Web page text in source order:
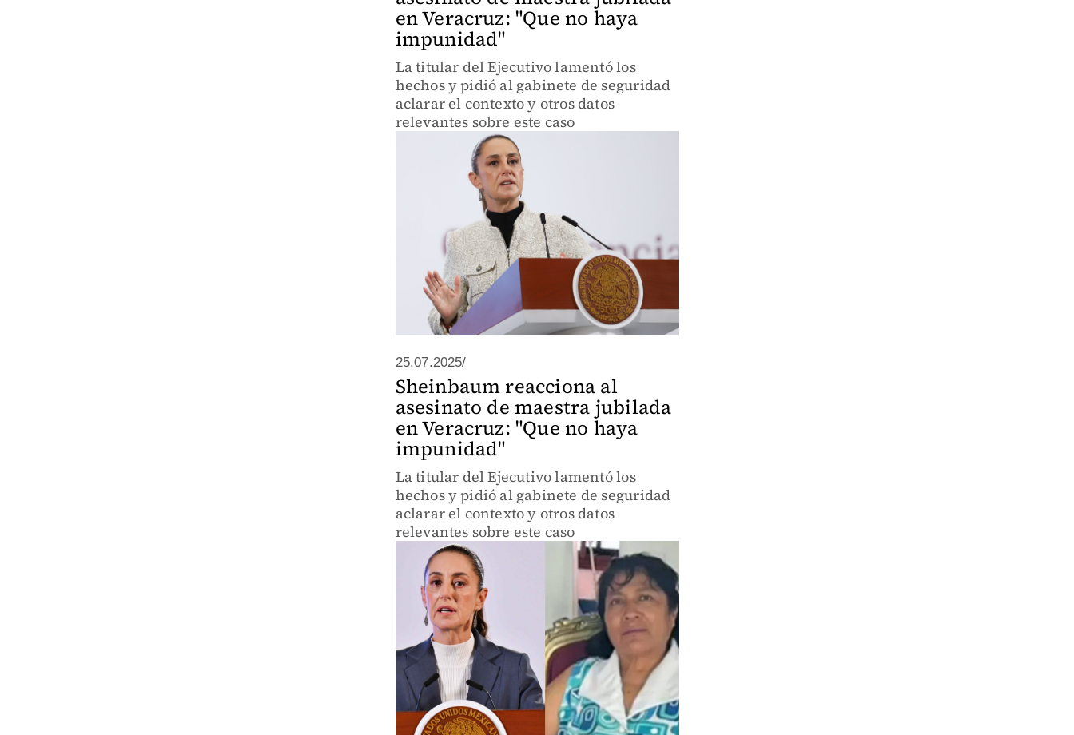
en Veracruz: "Que no haya
impunidad"
La titular del Ejecutivo lamentó los
hechos y pidió al gabinete de seguridad
aclarar el contexto y otros datos
relevantes sobre este caso
25.07.2025/
Sheinbaum reacciona al
asesinato de maestra jubilada
en Veracruz: "Que no haya
impunidad"
La titular del Ejecutivo lamentó los
hechos y pidió al gabinete de seguridad
aclarar el contexto y otros datos
relevantes sobre este caso